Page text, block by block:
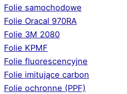
Folie samochodowe
Folie Oracal 970RA
Folie 3M 2080
Folie KPMF
Folie fluorescencyjne
Folie imitujące carbon
Folie ochronne (PPF)